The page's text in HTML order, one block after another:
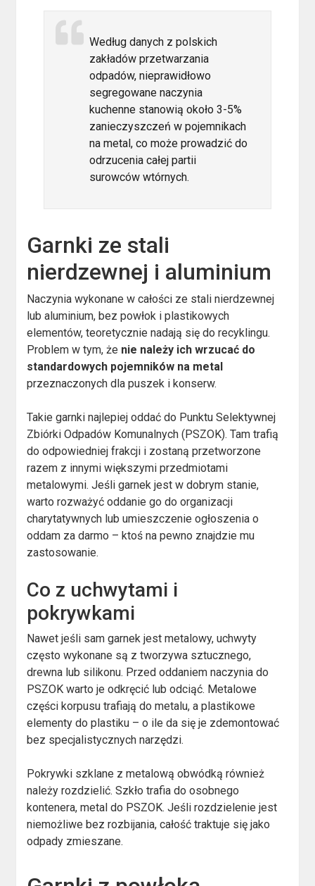
Według danych z polskich
zakładów przetwarzania
odpadów, nieprawidłowo
segregowane naczynia
kuchenne stanowią około 3-5%
zanieczyszczeń w pojemnikach
na metal, co może prowadzić do
odrzucenia całej partii
surowców wtórnych.
Garnki ze stali
nierdzewnej i aluminium
Naczynia wykonane w całości ze stali nierdzewnej
lub aluminium, bez powłok i plastikowych
elementów, teoretycznie nadają się do recyklingu.
Problem w tym, że nie należy ich wrzucać do
standardowych pojemników na metal
przeznaczonych dla puszek i konserw.
Takie garnki najlepiej oddać do Punktu Selektywnej
Zbiórki Odpadów Komunalnych (PSZOK). Tam trafią
do odpowiedniej frakcji i zostaną przetworzone
razem z innymi większymi przedmiotami
metalowymi. Jeśli garnek jest w dobrym stanie,
warto rozważyć oddanie go do organizacji
charytatywnych lub umieszczenie ogłoszenia o
oddam za darmo – ktoś na pewno znajdzie mu
zastosowanie.
Co z uchwytami i
pokrywkami
Nawet jeśli sam garnek jest metalowy, uchwyty
często wykonane są z tworzywa sztucznego,
drewna lub silikonu. Przed oddaniem naczynia do
PSZOK warto je odkręcić lub odciąć. Metalowe
części korpusu trafiają do metalu, a plastikowe
elementy do plastiku – o ile da się je zdemontować
bez specjalistycznych narzędzi.
Pokrywki szklane z metalową obwódką również
należy rozdzielić. Szkło trafia do osobnego
kontenera, metal do PSZOK. Jeśli rozdzielenie jest
niemożliwe bez rozbijania, całość traktuje się jako
odpady zmieszane.